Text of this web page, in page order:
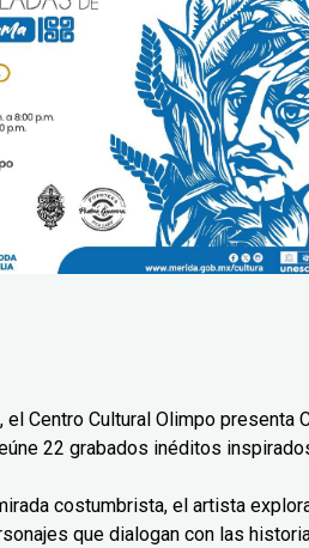
el Centro Cultural Olimpo
22 grabados inéditos
costumbrista, el artista
que dialogan con las